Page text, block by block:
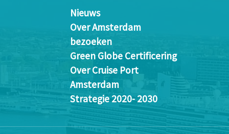
Nieuws
Over Amsterdam
bezoeken
Green Globe Certificering
Over Cruise Port
Amsterdam
Strategie 2020- 2030